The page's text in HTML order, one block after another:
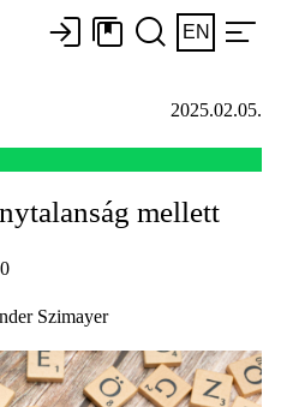
EN
2025.02.05.
mellett
Szimayer